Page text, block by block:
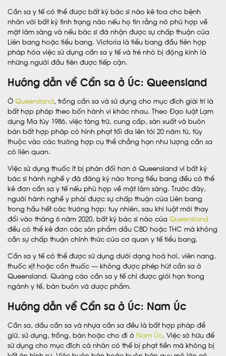
Cần sa y tế có thể được bất kỳ bác sĩ nào kê toa cho bệnh
nhân với bất kỳ tình trạng nào nếu họ tin rằng nó phù hợp về
mặt lâm sàng và nếu bác sĩ đã nhận được sự chấp thuận của
Liên bang hoặc tiểu bang. Victoria là tiểu bang đầu tiên hợp
pháp hóa việc sử dụng cần sa y tế và trẻ nhỏ bị động kinh là
những người đầu tiên được tiếp cận.
Hướng dẫn về Cần sa ở Úc: Queensland
Ở Queensland, trồng cần sa và sử dụng cho mục đích giải trí là
bất hợp pháp theo bốn hành vi khác nhau. Theo Đạo luật Lạm
dụng Ma túy 1986, việc tàng trữ, cung cấp, sản xuất và buôn
bán bất hợp pháp có hình phạt tối đa lên tới 20 năm tù, tùy
thuộc vào các trường hợp cụ thể chẳng hạn như lượng cần sa
có liên quan.
Việc sử dụng thuốc ít bị phản đối hơn ở Queensland vì bất kỳ
bác sĩ hành nghề y đã đăng ký nào trong tiểu bang đều có thể
kê đơn cần sa y tế nếu phù hợp về mặt lâm sàng. Trước đây,
người hành nghề y phải được sự chấp thuận của Liên bang
trong hầu hết các trường hợp; tuy nhiên, sau khi luật mới thay
đổi vào tháng 6 năm 2020, bất kỳ bác sĩ nào của Queensland
đều có thể kê đơn các sản phẩm dầu CBD hoặc THC mà không
cần sự chấp thuận chính thức của cơ quan y tế tiểu bang.
Cần sa y tế có thể được sử dụng dưới dạng hoá hơi, viên nang,
thuốc xịt hoặc cồn thuốc — không được phép hút cần sa ở
Queensland. Quảng cáo cần sa y tế chỉ được giới hạn trong
ngành y tế, bán buôn và dược phẩm.
Hướng dẫn về Cần sa ở Úc: Nam Úc
Cần sa, dầu cần sa và nhựa cần sa đều là bất hợp pháp để
giữ, sử dụng, trồng, bán hoặc cho đi ở Nam Úc. Việc sở hữu để
sử dụng cho mục đích cá nhân có thể bị phạt tiền mà không bị